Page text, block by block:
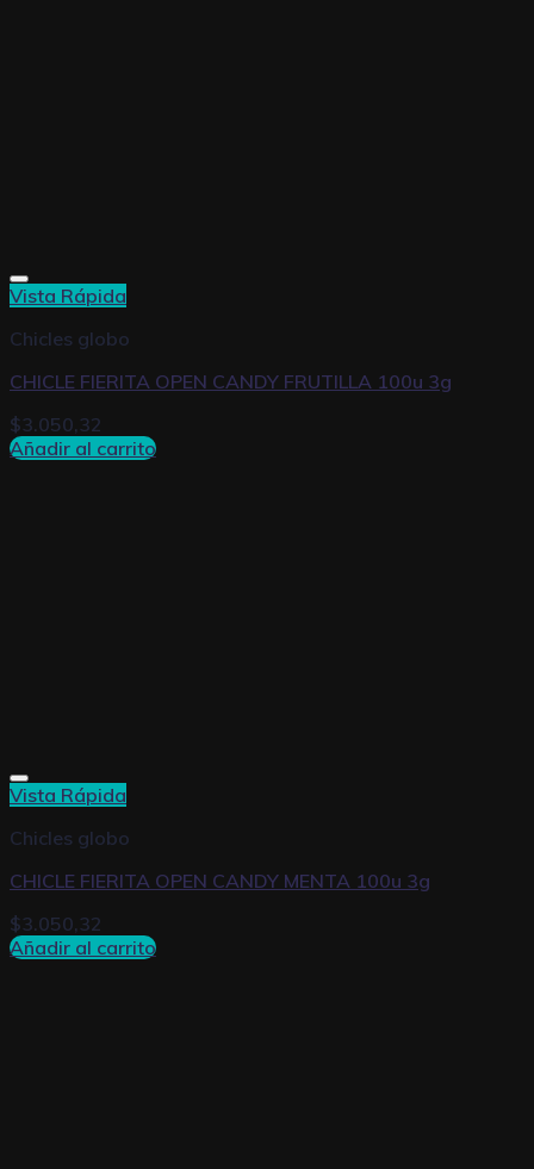
Vista Rápida
Chicles globo
CHICLE FIERITA OPEN CANDY FRUTILLA 100u 3g
$3.050,32
Añadir al carrito
Vista Rápida
Chicles globo
CHICLE FIERITA OPEN CANDY MENTA 100u 3g
$3.050,32
Añadir al carrito